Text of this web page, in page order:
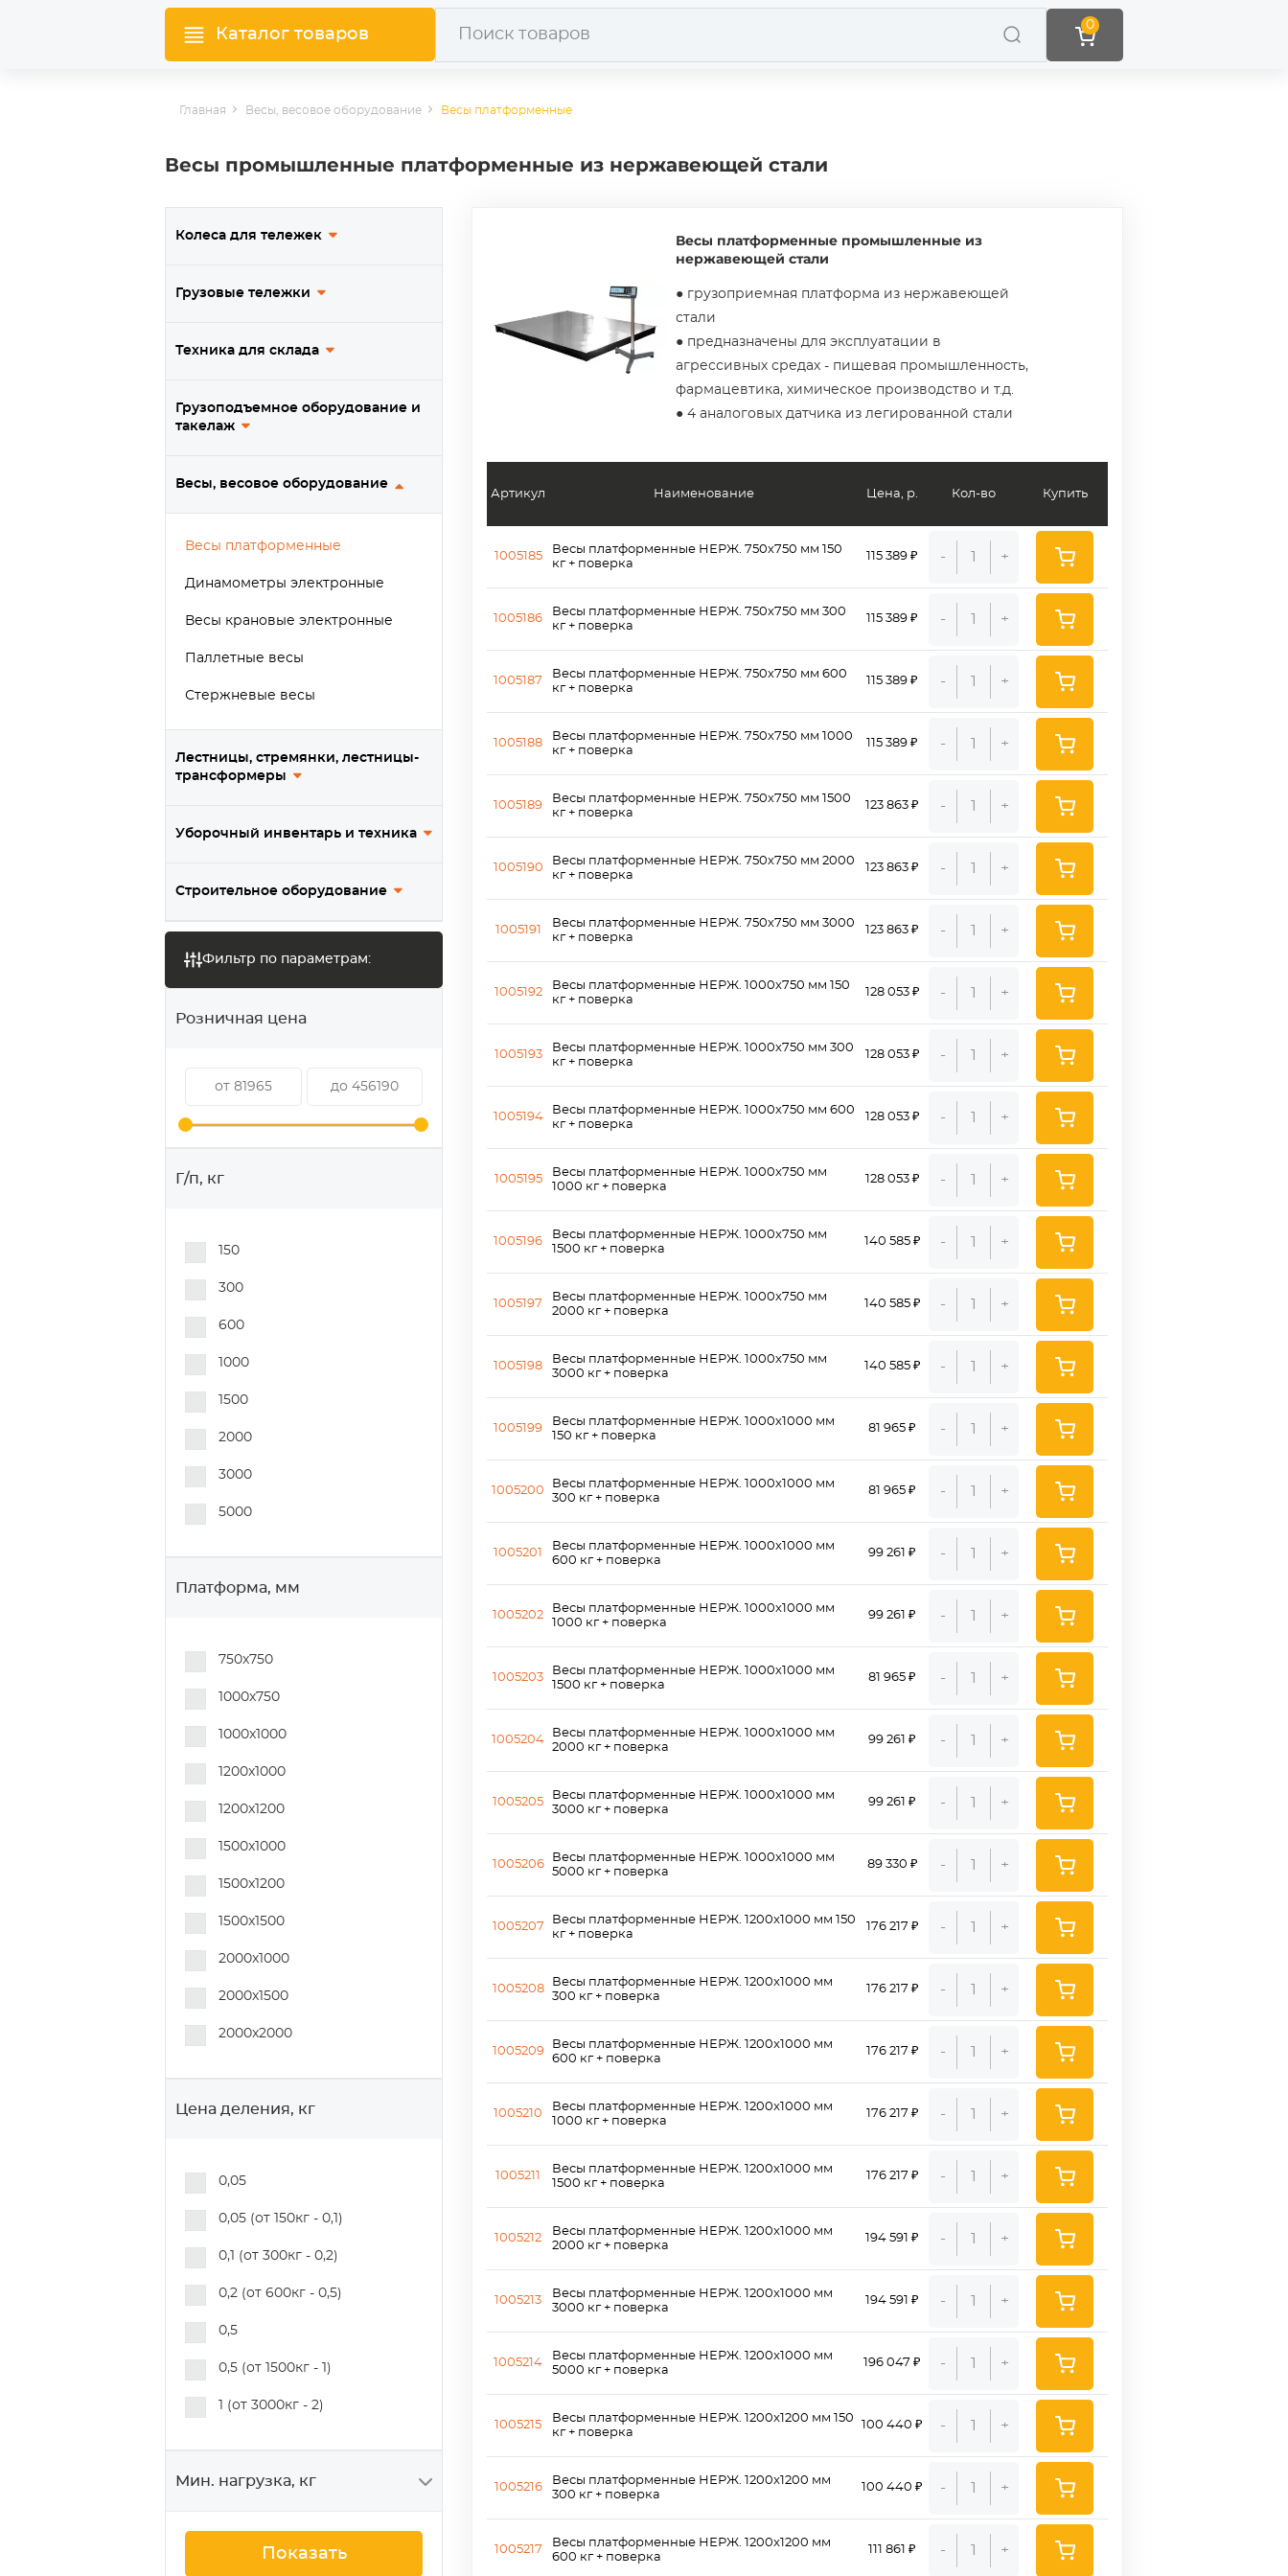
Каталог товаров
0
Главная Весы, весовое оборудование Весы платформенные
Весы промышленные платформенные из нержавеющей стали
Колеса для тележек
Грузовые тележки
Техника для склада
Грузоподъемное оборудование и
такелаж
Весы, весовое оборудование
Весы платформенные
Динамометры электронные
Весы крановые электронные
Паллетные весы
Стержневые весы
Лестницы, стремянки, лестницы-
трансформеры
Уборочный инвентарь и техника
Строительное оборудование
Фильтр по параметрам:
Розничная цена
Г/п, кг
150
300
600
1000
1500
2000
3000
5000
Платформа, мм
750x750
1000x750
1000x1000
1200x1000
1200x1200
1500x1000
1500x1200
1500x1500
2000x1000
2000x1500
2000x2000
Цена деления, кг
0,05
0,05 (от 150кг - 0,1)
0,1 (от 300кг - 0,2)
0,2 (от 600кг - 0,5)
0,5
0,5 (от 1500кг - 1)
1 (от 3000кг - 2)
Мин. нагрузка, кг
Весы платформенные промышленные из
нержавеющей стали
● грузоприемная платформа из нержавеющей
стали
● предназначены для эксплуатации в
агрессивных средах - пищевая промышленность,
фармацевтика, химическое производство и т.д.
● 4 аналоговых датчика из легированной стали
Артикул
1005185
1005186
1005187
1005188
1005189
1005190
1005191
1005192
1005193
1005194
1005195
1005196
1005197
1005198
1005199
1005200
1005201
1005202
1005203
1005204
1005205
1005206
1005207
1005208
1005209
1005210
1005211
1005212
1005213
1005214
1005215
1005216
1005217
Наименование
Весы платформенные НЕРЖ. 750х750 мм 150
кг + поверка
Весы платформенные НЕРЖ. 750х750 мм 300
кг + поверка
Весы платформенные НЕРЖ. 750х750 мм 600
кг + поверка
Весы платформенные НЕРЖ. 750х750 мм 1000
кг + поверка
Весы платформенные НЕРЖ. 750х750 мм 1500
кг + поверка
Весы платформенные НЕРЖ. 750х750 мм 2000
кг + поверка
Весы платформенные НЕРЖ. 750х750 мм 3000
кг + поверка
Весы платформенные НЕРЖ. 1000х750 мм 150
кг + поверка
Весы платформенные НЕРЖ. 1000х750 мм 300
кг + поверка
Весы платформенные НЕРЖ. 1000х750 мм 600
кг + поверка
Весы платформенные НЕРЖ. 1000х750 мм
1000 кг + поверка
Весы платформенные НЕРЖ. 1000х750 мм
1500 кг + поверка
Весы платформенные НЕРЖ. 1000х750 мм
2000 кг + поверка
Весы платформенные НЕРЖ. 1000х750 мм
3000 кг + поверка
Весы платформенные НЕРЖ. 1000х1000 мм
150 кг + поверка
Весы платформенные НЕРЖ. 1000х1000 мм
300 кг + поверка
Весы платформенные НЕРЖ. 1000х1000 мм
600 кг + поверка
Весы платформенные НЕРЖ. 1000х1000 мм
1000 кг + поверка
Весы платформенные НЕРЖ. 1000х1000 мм
1500 кг + поверка
Весы платформенные НЕРЖ. 1000х1000 мм
2000 кг + поверка
Весы платформенные НЕРЖ. 1000х1000 мм
3000 кг + поверка
Весы платформенные НЕРЖ. 1000х1000 мм
5000 кг + поверка
Весы платформенные НЕРЖ. 1200x1000 мм 150
кг + поверка
Весы платформенные НЕРЖ. 1200x1000 мм
300 кг + поверка
Весы платформенные НЕРЖ. 1200x1000 мм
600 кг + поверка
Весы платформенные НЕРЖ. 1200x1000 мм
1000 кг + поверка
Весы платформенные НЕРЖ. 1200x1000 мм
1500 кг + поверка
Весы платформенные НЕРЖ. 1200x1000 мм
2000 кг + поверка
Весы платформенные НЕРЖ. 1200x1000 мм
3000 кг + поверка
Весы платформенные НЕРЖ. 1200x1000 мм
5000 кг + поверка
Весы платформенные НЕРЖ. 1200x1200 мм 150
кг + поверка
Весы платформенные НЕРЖ. 1200x1200 мм
300 кг + поверка
Весы платформенные НЕРЖ. 1200x1200 мм
600 кг + поверка
Цена, р.
115 389 ₽
115 389 ₽
115 389 ₽
115 389 ₽
123 863 ₽
123 863 ₽
123 863 ₽
128 053 ₽
128 053 ₽
128 053 ₽
128 053 ₽
140 585 ₽
140 585 ₽
140 585 ₽
81 965 ₽
81 965 ₽
99 261 ₽
99 261 ₽
81 965 ₽
99 261 ₽
99 261 ₽
89 330 ₽
176 217 ₽
176 217 ₽
176 217 ₽
176 217 ₽
176 217 ₽
194 591 ₽
194 591 ₽
196 047 ₽
100 440 ₽
100 440 ₽
111 861 ₽
Кол-во
- +
- +
- +
- +
- +
- +
- +
- +
- +
- +
- +
- +
- +
- +
- +
- +
- +
- +
- +
- +
- +
- +
- +
- +
- +
- +
- +
- +
- +
- +
- +
- +
- +
Купить